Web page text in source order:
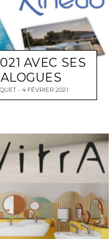
AVEC SES
4 FÉVRIER 2021